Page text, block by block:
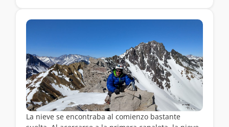
La nieve se encontraba al comienzo bastante